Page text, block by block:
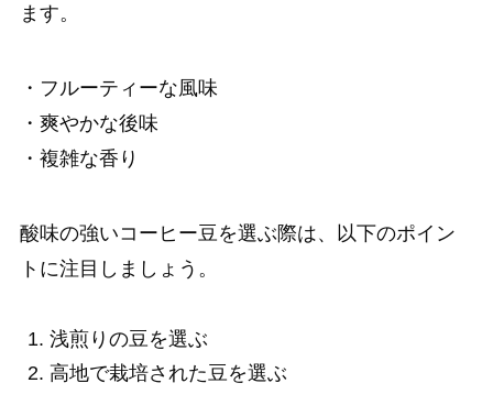
ます。
・フルーティーな風味
・爽やかな後味
・複雑な香り
酸味の強いコーヒー豆を選ぶ際は、以下のポイン
トに注目しましょう。
浅煎りの豆を選ぶ
高地で栽培された豆を選ぶ